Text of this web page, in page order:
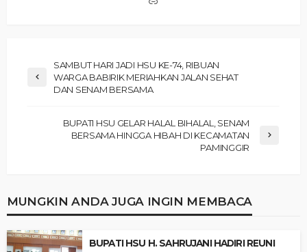
‎SAMBUT HARI JADI HSU KE-74, RIBUAN
WARGA BABIRIK MERIAHKAN JALAN SEHAT
DAN SENAM BERSAMA ‎
‎BUPATI HSU GELAR HALAL BIHALAL, SENAM
BERSAMA HINGGA HIBAH DI KECAMATAN
PAMINGGIR
MUNGKIN ANDA JUGA INGIN MEMBACA
‎BUPATI HSU H. SAHRUJANI HADIRI REUNI